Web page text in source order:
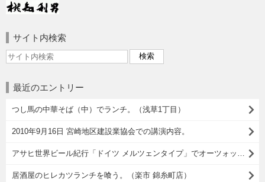
サイト内検索
最近のエントリー
つし馬の中華そば（中）でランチ。（浅草1丁目）
2010年9月16日 宮崎地区建設業協会での講演内容。
居酒屋のヒレカツランチを喰う。（楽市 錦糸町店）